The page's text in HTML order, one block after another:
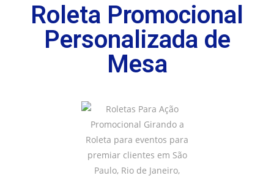
Roleta Promocional
Personalizada de
Mesa